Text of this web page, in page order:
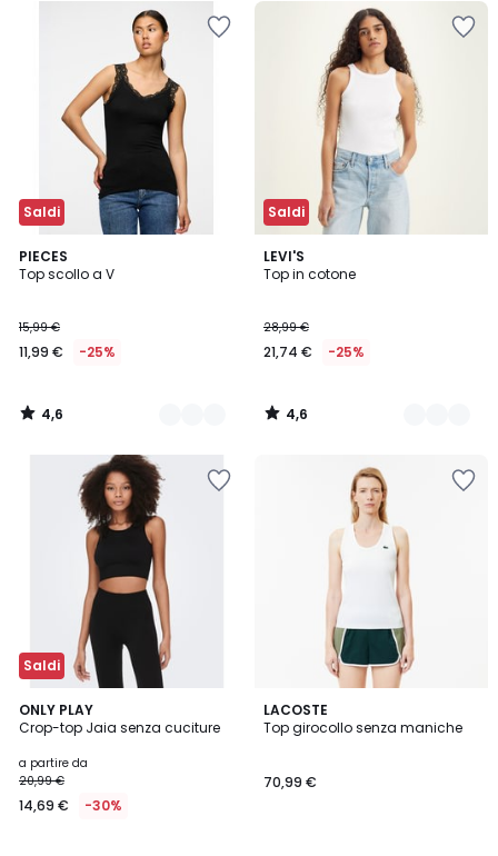
Saldi
PIECES
Top scollo a V
15,99 €
11,99 € -25%
4,6
/ 5
2
Colori
4,6
/
Saldi
LEVI'S
Top in cotone
28,99 €
21,74 € -25%
4,6
/ 5
2
Colori
4,6
/
Saldi
ONLY PLAY
Crop-top Jaia senza cuciture
a partire da
20,99 €
14,69 € -30%
4
/
2
Colori
LACOSTE
Top girocollo senza maniche
70,99 €
2
Colori